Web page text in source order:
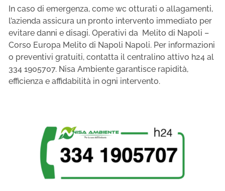
In caso di emergenza, come wc otturati o allagamenti,
l’azienda assicura un pronto intervento immediato per
evitare danni e disagi. Operativi da Melito di Napoli –
Corso Europa Melito di Napoli Napoli. Per informazioni
o preventivi gratuiti, contatta il centralino attivo h24 al
334 1905707. Nisa Ambiente garantisce rapidità,
efficienza e affidabilità in ogni intervento.